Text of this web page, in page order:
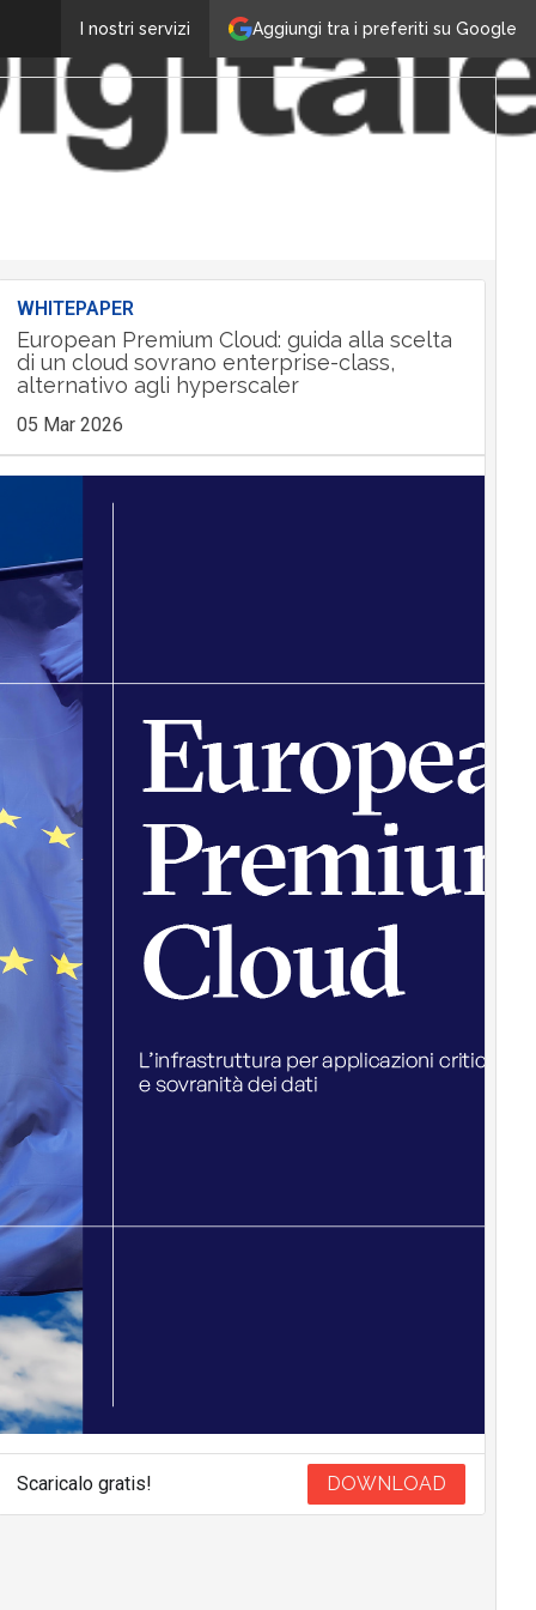
Aggiungi tra i preferiti su Google
I nostri servizi
WHITEPAPER
European Premium Cloud: guida alla scelta
di un cloud sovrano enterprise-class,
alternativo agli hyperscaler
05 Mar 2026
Scaricalo gratis! DOWNLOAD